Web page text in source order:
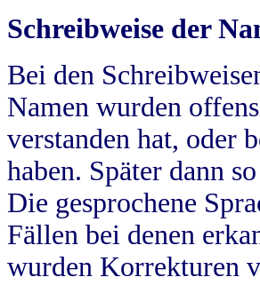
Schreibweise der
Bei den
Namen wurden
verstanden hat, oder
haben. Später dann
Die gesprochene
Fällen bei denen
wurden Korrekturen